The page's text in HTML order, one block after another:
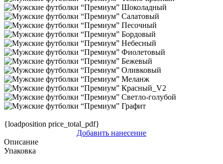
{loadposition price_total_pdf}
Добавить нанесение
Описание
Упаковка